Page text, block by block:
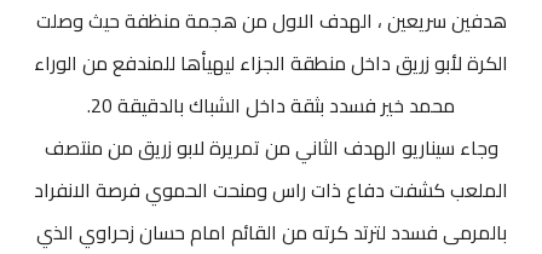
هدفين سريعين ، الهدف الاول من هجمة منظفة حيث وصلت
الكرة لأبو زريق داخل منطقة الجزاء ليهيأها للمندفع من الوراء
محمد خير فسدد بثقة داخل الشباك بالدقيقة 20.
وجاء سيناريو الهدف الثاني من تمريرة لابو زريق من منتصف
الملعب كشفت دفاع ذات راس ومنحت الحموي فرصة الانفراد
بالمرمى فسدد لترتد كرته من القائم امام حسان زحراوي الذي